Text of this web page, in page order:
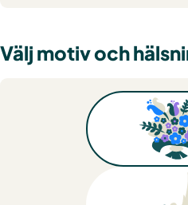
Välj motiv och